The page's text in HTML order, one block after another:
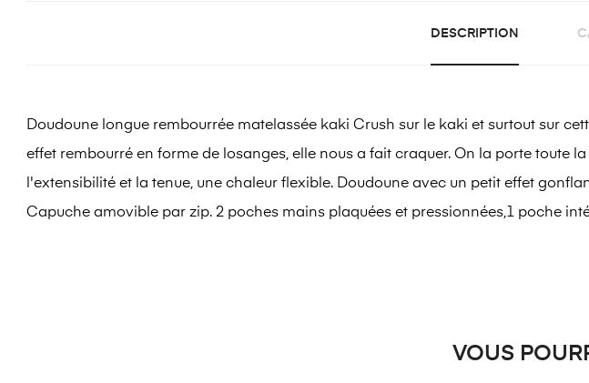
DESCRIPTION
Doudoune longue rembourrée matelassée kaki Crush sur le kaki et surtout sur
effet rembourré en forme de losanges, elle nous a fait craquer. On la porte toute
l'extensibilité et la tenue, une chaleur flexible. Doudoune avec un petit effet
Capuche amovible par zip. 2 poches mains plaquées et pressionnées,1 poche
VOUS